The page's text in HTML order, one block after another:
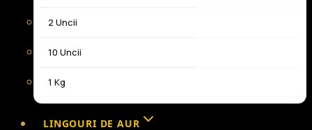
2 Uncii
10 Uncii
1 Kg
LINGOURI DE AUR